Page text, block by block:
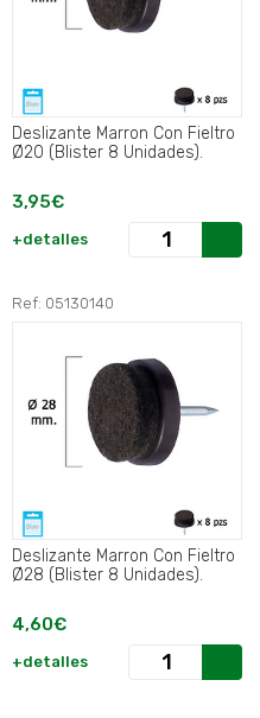
Deslizante Marron Con Fieltro
Ø20 (Blister 8 Unidades).
3,95€
+detalles
Ref: 05130140
Deslizante Marron Con Fieltro
Ø28 (Blister 8 Unidades).
4,60€
+detalles